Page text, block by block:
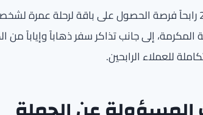
وتمنح الحملة 20 رابحاً فرصة الحصول على باقة
إلى جانب تذاكر سفر ذهاباً وإياباً
للعملاء الرابحين.